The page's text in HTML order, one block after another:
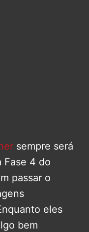
sempre será
Fase 4 do
passar o
eles
bem